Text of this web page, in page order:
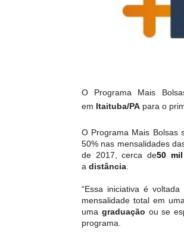
O Programa Mais
em Itaituba/PA para o
O Programa Mais Bolsas
50% nas mensalidades
de 2017, cerca de50 mil
a distância
“Essa iniciativa é
mensalidade total em
uma graduação ou se
programa.